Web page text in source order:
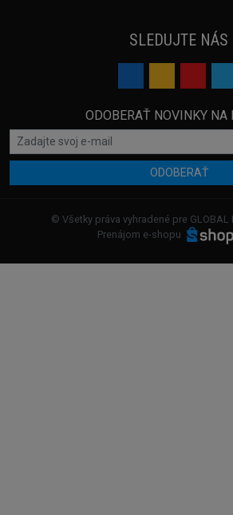
SLEDUJTE NÁS
ODOBERAŤ NOVINKY NA
ODOBERAŤ
© Všetky práva vyhradené pre GLOBAL
Prenájom e-shopu